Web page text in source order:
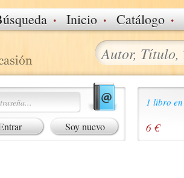
· Inicio · Catálogo ·
Soy nuevo
1 libro
6 €